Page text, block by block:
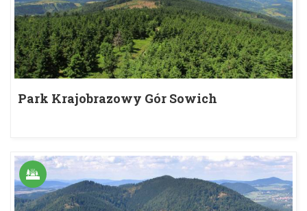
Park Krajobrazowy Gór Sowich